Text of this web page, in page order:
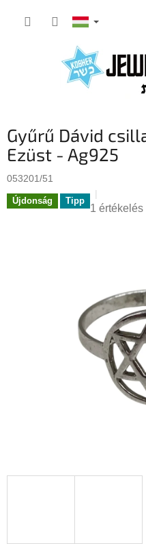
Gyűrű Dávid
Ezüst - Ag925
053201/51
Újdonság Tipp
A
5,0
csillag.
1 értékelés